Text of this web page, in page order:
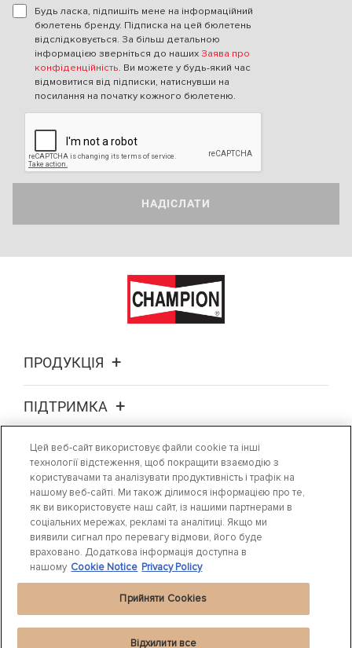
Будь ласка, підпишіть мене на інформаційний
бюлетень бренду. Підписка на цей бюлетень
відслідковується. За більш детальною
інформацією зверніться до наших Заява про
конфіденційність. Ви можете у будь-який час
відмовитися від підписки, натиснувши на
посилання на початку кожного бюлетеню.
НАДІСЛАТИ
ПРОДУКЦІЯ
ПІДТРИМКА
ПРО НАС
ДЕ ПРИДБАТИ
НОВИНИ
Цей веб-сайт використовує файли cookie та інші
технології відстеження, щоб покращити взаємодію з
користувачами та аналізувати продуктивність і трафік на
нашому веб-сайті. Ми також ділимося інформацією про те,
як ви використовуєте наш сайт, із нашими партнерами в
соціальних мережах, рекламі та аналітиці. Якщо ми
виявили сигнал про перевагу відмови, його буде
враховано. Додаткова інформація доступна в
нашому Cookie Notice Privacy Policy
Відхилити все
Прийняти Cookies